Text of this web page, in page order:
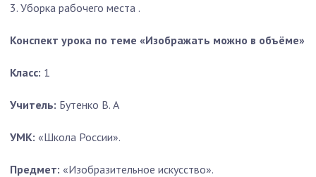
3. Уборка рабочего места .
Конспект урока по теме «Изображать можно в объёме»
Класс: 1
Учитель: Бутенко В. А
УМК: «Школа России».
Предмет: «Изобразительное искусство».